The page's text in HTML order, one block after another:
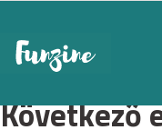
Következő